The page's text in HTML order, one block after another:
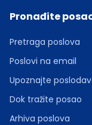
Pronađite
Pretraga poslova
Poslovi na email
Upoznajte
Dok tražite posao
Arhiva poslova